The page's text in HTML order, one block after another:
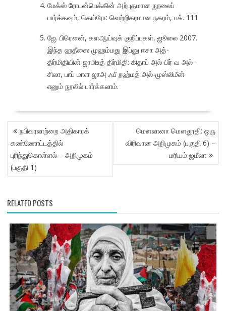
மேக்ஸ் ரோடன்பெக்கின் அற்புதமான நூலைப்
பார்க்கவும், கெய்ரோ: வெற்றிகரமான நகரம், பக். 111
ஜே. பிரௌன், களஆய்வுக் குறிப்புகள், ஜூலை 2007.
இந்த ஹதீஸை முஹம்மது இப்னு ஈசா அத்-
திர்மிதியின் ஜாமிஉத் திர்மிதி: கிதாப் அல்-பிர் வ அல்-
சிலா, பாப் மாள ஜாஅ ஃபீ றஹ்மத் அல்-முஸ்லிமீன்
எனும் நூலில் பார்க்கலாம்.
POST
NAVIGATION
நபிவரலாற்றை அதிகாரக்
கண்ணோட்டத்தில்
புரிந்துகொள்ளல் – அறிமுகம்
(பகுதி 1)
மௌலானா மௌதூதி: ஒரு
விரிவான அறிமுகம் (பகுதி 6) –
மரியம் ஜமீலா
RELATED POSTS